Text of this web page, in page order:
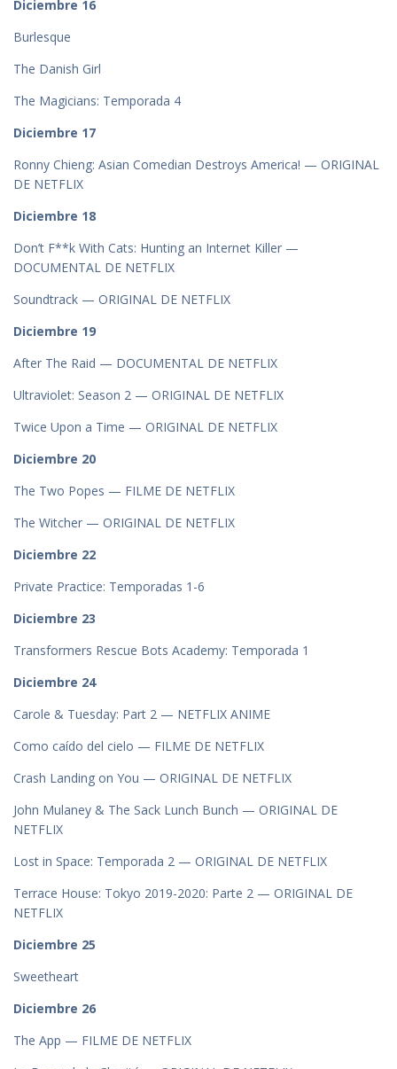
Diciembre 16
Burlesque
The Danish Girl
The Magicians: Temporada 4
Diciembre 17
Ronny Chieng: Asian Comedian Destroys America! — ORIGINAL
DE NETFLIX
Diciembre 18
Don’t F**k With Cats: Hunting an Internet Killer —
DOCUMENTAL DE NETFLIX
Soundtrack — ORIGINAL DE NETFLIX
Diciembre 19
After The Raid — DOCUMENTAL DE NETFLIX
Ultraviolet: Season 2 — ORIGINAL DE NETFLIX
Twice Upon a Time — ORIGINAL DE NETFLIX
Diciembre 20
The Two Popes — FILME DE NETFLIX
The Witcher — ORIGINAL DE NETFLIX
Diciembre 22
Private Practice: Temporadas 1-6
Diciembre 23
Transformers Rescue Bots Academy: Temporada 1
Diciembre 24
Carole & Tuesday: Part 2 — NETFLIX ANIME
Como caído del cielo — FILME DE NETFLIX
Crash Landing on You — ORIGINAL DE NETFLIX
John Mulaney & The Sack Lunch Bunch — ORIGINAL DE
NETFLIX
Lost in Space: Temporada 2 — ORIGINAL DE NETFLIX
Terrace House: Tokyo 2019-2020: Parte 2 — ORIGINAL DE
NETFLIX
Diciembre 25
Sweetheart
Diciembre 26
The App — FILME DE NETFLIX